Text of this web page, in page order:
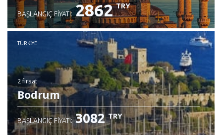
BAŞLANGIÇ FIYATI: 2862 TRY
TÜRKIYE
2 fırsat
Bodrum
BAŞLANGIÇ FIYATI: 3082 TRY